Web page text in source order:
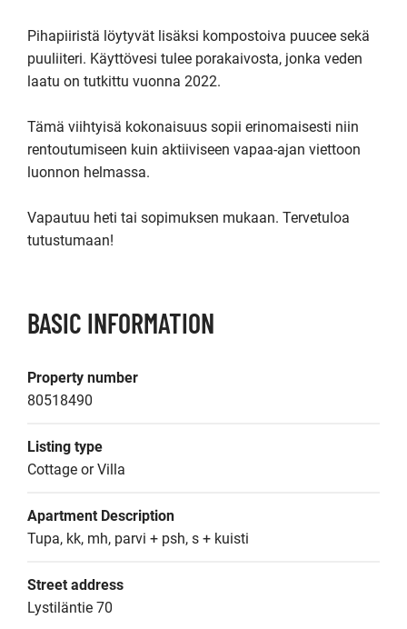
Pihapiiristä löytyvät lisäksi kompostoiva puucee sekä
puuliiteri. Käyttövesi tulee porakaivosta, jonka veden
laatu on tutkittu vuonna 2022.
Tämä viihtyisä kokonaisuus sopii erinomaisesti niin
rentoutumiseen kuin aktiiviseen vapaa-ajan viettoon
luonnon helmassa.
Vapautuu heti tai sopimuksen mukaan. Tervetuloa
tutustumaan!
BASIC INFORMATION
Property number
80518490
Listing type
Cottage or Villa
Apartment Description
Tupa, kk, mh, parvi + psh, s + kuisti
Street address
Lystiläntie 70